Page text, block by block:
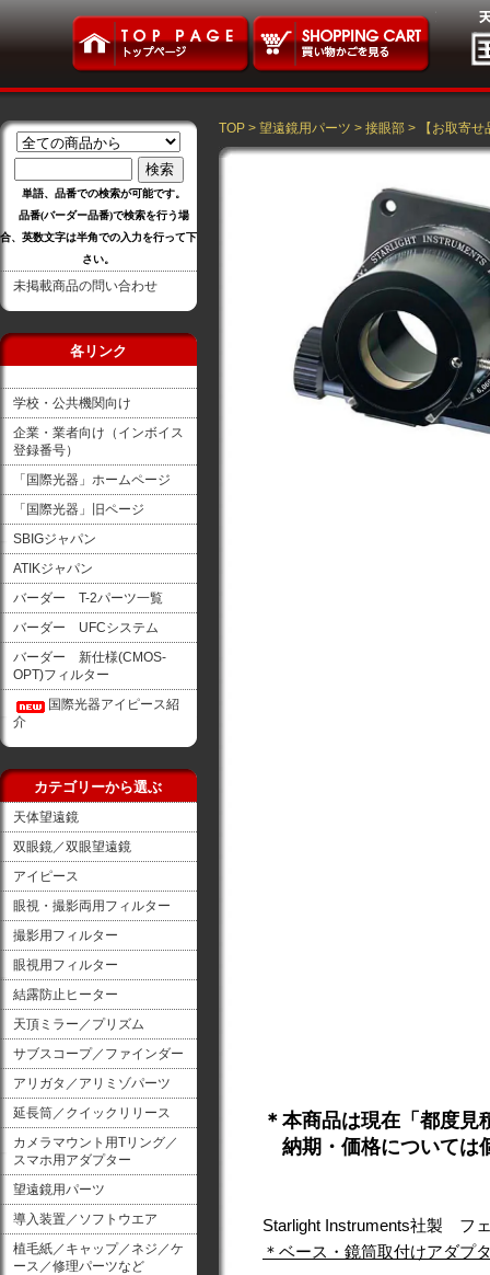
単語、品番での検索が可能です。
品番(バーダー品番)で検索を行う場
合、英数文字は半角での入力を行って下
さい。
未掲載商品の問い合わせ
各リンク
学校・公共機関向け
企業・業者向け（インボイス
登録番号）
「国際光器」ホームページ
「国際光器」旧ページ
SBIGジャパン
ATIKジャパン
バーダー T-2パーツ一覧
バーダー UFCシステム
バーダー 新仕様(CMOS-
OPT)フィルター
国際光器アイピース紹
介
カテゴリーから選ぶ
天体望遠鏡
双眼鏡／双眼望遠鏡
アイピース
眼視・撮影両用フィルター
撮影用フィルター
眼視用フィルター
結露防止ヒーター
天頂ミラー／プリズム
サブスコープ／ファインダー
アリガタ／アリミゾパーツ
延長筒／クイックリリース
カメラマウント用Tリング／
スマホ用アダプター
望遠鏡用パーツ
導入装置／ソフトウエア
植毛紙／キャップ／ネジ／ケ
ース／修理パーツなど
TOP > 望遠鏡用パーツ > 接眼部 > 【お取寄
＊本商品は現在「都度
納期・価格については
Starlight Instruments社製 フ
＊ベース・鏡筒取付けアダプ